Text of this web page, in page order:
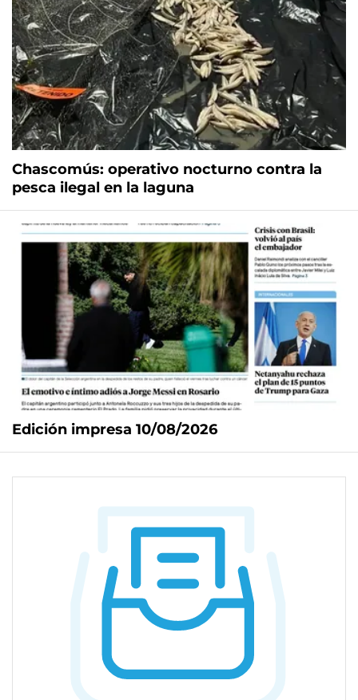
Chascomús: operativo nocturno contra la
pesca ilegal en la laguna
Edición impresa 10/08/2026